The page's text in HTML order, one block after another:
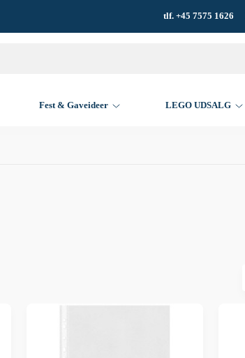
tlf. +45 7575 1626
Fest & Gaveideer LEGO UDSALG